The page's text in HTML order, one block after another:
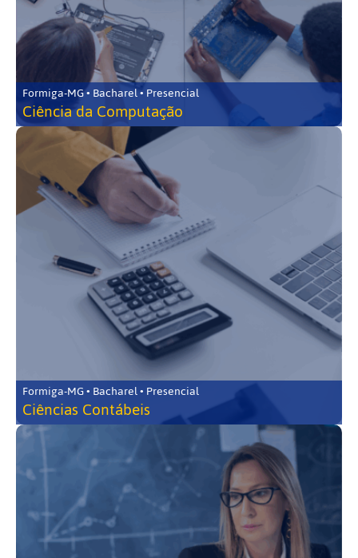
Formiga-MG • Bacharel • Presencial
Ciência da Computação
Formiga-MG • Bacharel • Presencial
Ciências Contábeis